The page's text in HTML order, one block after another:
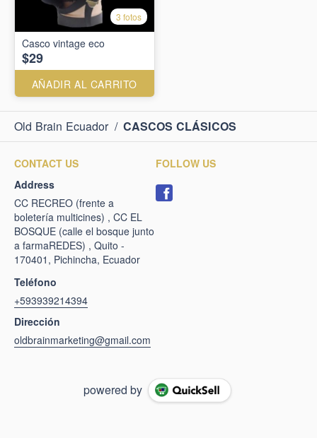
3 fotos
Casco vintage eco
$29
AÑADIR AL CARRITO
Old Brain Ecuador / CASCOS CLÁSICOS
CONTACT US
Address
CC RECREO (frente a
boletería multicines) , CC EL
BOSQUE (calle el bosque junto
a farmaREDES) , Quito -
170401, Pichincha, Ecuador
Teléfono
+593939214394
Dirección
oldbrainmarketing@gmail.com
FOLLOW US
powered by